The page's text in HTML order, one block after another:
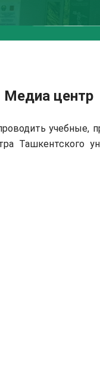
Медиа центр
учебные,
Ташкентского